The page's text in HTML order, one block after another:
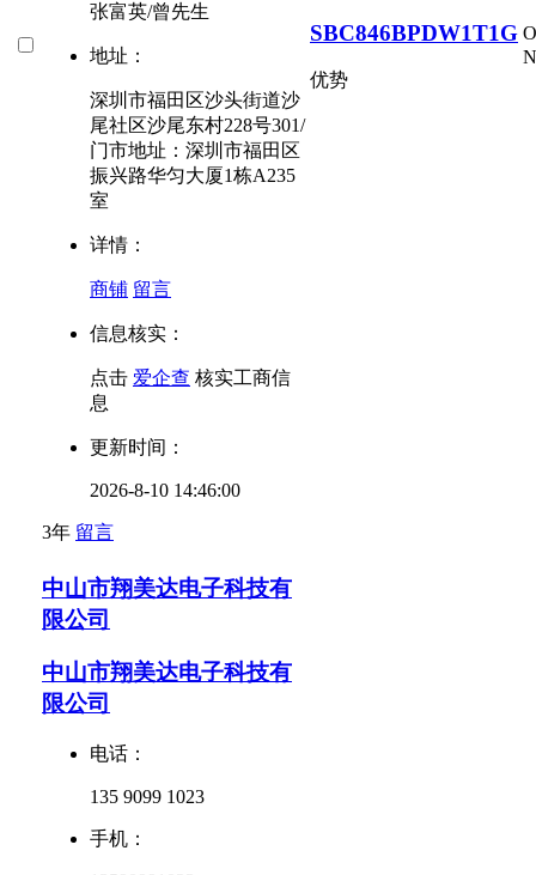
张富英/曾先生
地址：
深圳市福田区沙头街道沙
尾社区沙尾东村228号301/
门市地址：深圳市福田区
振兴路华匀大厦1栋A235
室
详情：
商铺 留言
信息核实：
点击 爱企查 核实工商信
息
更新时间：
2026-8-10 14:46:00
3年 留言
SBC846BPDW1T1G
优势
中山市翔美达电子科技有
限公司
中山市翔美达电子科技有
限公司
电话：
135 9099 1023
手机：